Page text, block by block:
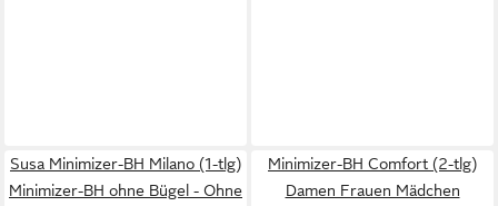
Susa Minimizer-BH Milano (1-tlg)
Minimizer-BH ohne Bügel - Ohne
Minimizer-BH Comfort (2-tlg)
Damen Frauen Mädchen